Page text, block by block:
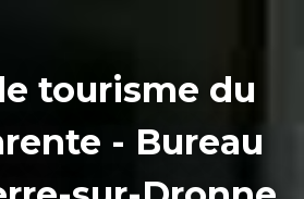
tourisme du
- Bureau